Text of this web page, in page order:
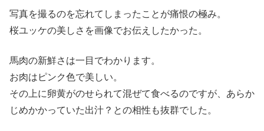
写真を撮るのを忘れてしまったことが痛恨の極み。
桜ユッケの美しさを画像でお伝えしたかった。
馬肉の新鮮さは一目でわかります。
お肉はピンク色で美しい。
その上に卵黄がのせられて混ぜて食べるのですが、あらか
じめかかっていた出汁？との相性も抜群でした。